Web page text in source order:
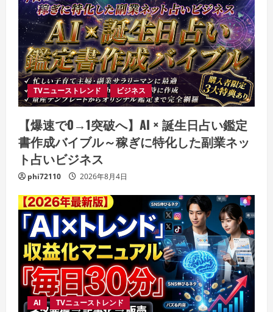
TVニューストレンド ビジネス
【爆速で0→1突破へ】AI × 誕生日占い鑑定
書作成バイブル～稼ぎに特化した副業ネッ
ト占いビジネス
phi72110 2026年8月4日
AI TVニューストレンド